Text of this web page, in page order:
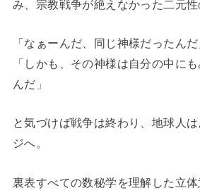
み、宗教戦争が絶えなかった二元性
「なぁーんだ、同じ神様だったんだ
「しかも、その神様は自分の中に
んだ」
と気づけば戦争は終わり、地球人
ジへ。
裏表すべての数秘学を理解した立